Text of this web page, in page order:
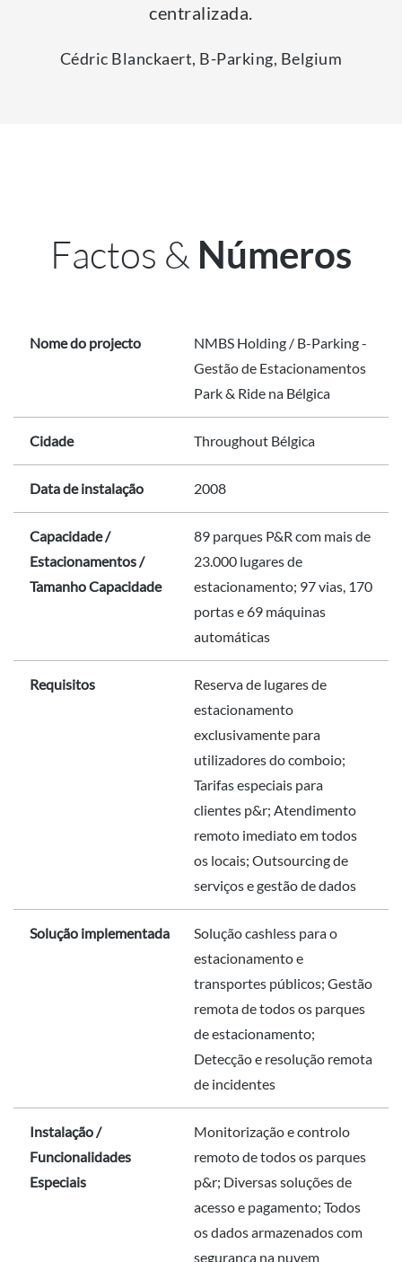
centralizada.
Cédric Blanckaert, B-Parking, Belgium
Factos & Números
Nome do projecto
NMBS Holding / B-Parking -
Gestão de Estacionamentos
Park & Ride na Bélgica
Cidade Throughout Bélgica
Data de instalação 2008
Capacidade /
Estacionamentos /
Tamanho Capacidade
89 parques P&R com mais de
23.000 lugares de
estacionamento; 97 vias, 170
portas e 69 máquinas
automáticas
Requisitos
Reserva de lugares de
estacionamento
exclusivamente para
utilizadores do comboio;
Tarifas especiais para
clientes p&r; Atendimento
remoto imediato em todos
os locais; Outsourcing de
serviços e gestão de dados
Solução implementada
Solução cashless para o
estacionamento e
transportes públicos; Gestão
remota de todos os parques
de estacionamento;
Detecção e resolução remota
de incidentes
Instalação /
Funcionalidades
Especiais
Monitorização e controlo
remoto de todos os parques
p&r; Diversas soluções de
acesso e pagamento; Todos
os dados armazenados com
segurança na nuvem